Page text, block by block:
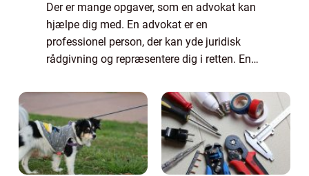
Der er mange opgaver, som en advokat kan
hjælpe dig med. En advokat er en
professionel person, der kan yde juridisk
rådgivning og repræsentere dig i retten. En
papirarbejde, kontrakter og andre juridiske